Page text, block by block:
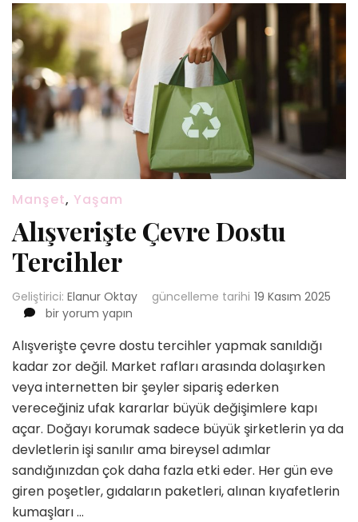
Manşet, Yaşam
Alışverişte Çevre Dostu
Tercihler
Geliştirici: Elanur Oktay güncelleme tarihi 19 Kasım 2025
Alışverişte
Dostu
Tercihler
için
bir yorum yapın
Alışverişte çevre dostu tercihler yapmak sanıldığı
kadar zor değil. Market rafları arasında dolaşırken
veya internetten bir şeyler sipariş ederken
vereceğiniz ufak kararlar büyük değişimlere kapı
açar. Doğayı korumak sadece büyük şirketlerin ya da
devletlerin işi sanılır ama bireysel adımlar
sandığınızdan çok daha fazla etki eder. Her gün eve
giren poşetler, gıdaların paketleri, alınan kıyafetlerin
kumaşları …